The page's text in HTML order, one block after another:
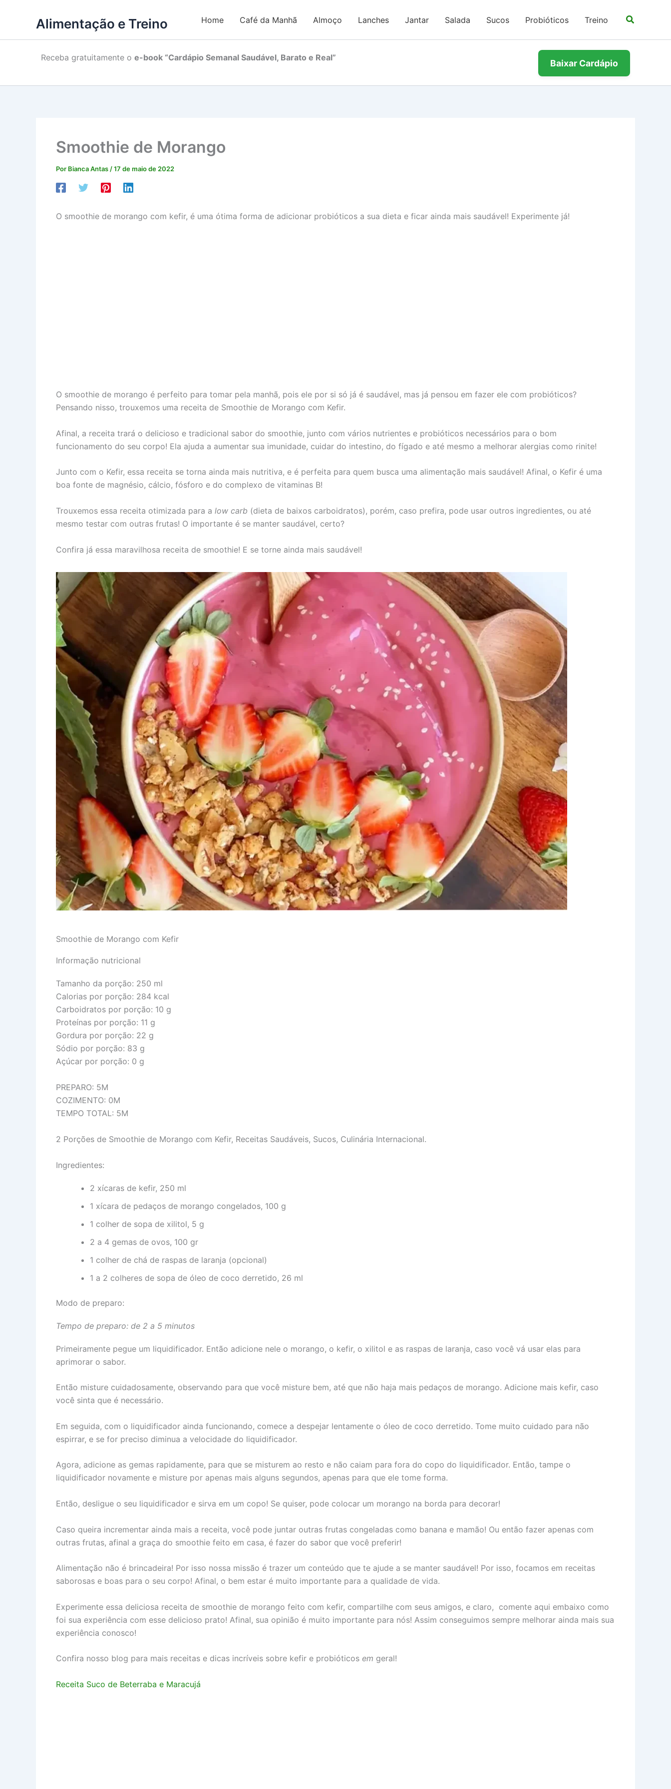
Alimentação e Treino Home Café da Manhã Almoço Lanches Jantar Salada Sucos Probióticos Treino
Receba gratuitamente o e-book “Cardápio Semanal Saudável, Barato e Real”
Baixar Cardápio
Smoothie de Morango
Por Bianca Antas /17 de maio de 2022
O smoothie de morango com kefir, é uma ótima forma de adicionar probióticos a sua dieta e ficar ainda mais saudável! Experimente já!
O smoothie de morango é perfeito para tomar pela manhã, pois ele por si só já é saudável, mas já pensou em fazer ele com probióticos?
Pensando nisso, trouxemos uma receita de Smoothie de Morango com Kefir.
Afinal, a receita trará o delicioso e tradicional sabor do smoothie, junto com vários nutrientes e probióticos necessários para o bom
funcionamento do seu corpo! Ela ajuda a aumentar sua imunidade, cuidar do intestino, do fígado e até mesmo a melhorar alergias como rinite!
Junto com o Kefir, essa receita se torna ainda mais nutritiva, e é perfeita para quem busca uma alimentação mais saudável! Afinal, o Kefir é uma
boa fonte de magnésio, cálcio, fósforo e do complexo de vitaminas B!
Trouxemos essa receita otimizada para a low carb (dieta de baixos carboidratos), porém, caso prefira, pode usar outros ingredientes, ou até
mesmo testar com outras frutas! O importante é se manter saudável, certo?
Confira já essa maravilhosa receita de smoothie! E se torne ainda mais saudável!
Smoothie de Morango com Kefir
Informação nutricional
Tamanho da porção: 250 ml
Calorias por porção: 284 kcal
Carboidratos por porção: 10 g
Proteínas por porção: 11 g
Gordura por porção: 22 g
Sódio por porção: 83 g
Açúcar por porção: 0 g
PREPARO: 5M
COZIMENTO: 0M
TEMPO TOTAL: 5M
2 Porções de Smoothie de Morango com Kefir, Receitas Saudáveis, Sucos, Culinária Internacional.
Ingredientes:
2 xícaras de kefir, 250 ml
1 xícara de pedaços de morango congelados, 100 g
1 colher de sopa de xilitol, 5 g
2 a 4 gemas de ovos, 100 gr
1 colher de chá de raspas de laranja (opcional)
1 a 2 colheres de sopa de óleo de coco derretido, 26 ml
Modo de preparo:
Tempo de preparo: de 2 a 5 minutos
Primeiramente pegue um liquidificador. Então adicione nele o morango, o kefir, o xilitol e as raspas de laranja, caso você vá usar elas para
aprimorar o sabor.
Então misture cuidadosamente, observando para que você misture bem, até que não haja mais pedaços de morango. Adicione mais kefir, caso
você sinta que é necessário.
Em seguida, com o liquidificador ainda funcionando, comece a despejar lentamente o óleo de coco derretido. Tome muito cuidado para não
espirrar, e se for preciso diminua a velocidade do liquidificador.
Agora, adicione as gemas rapidamente, para que se misturem ao resto e não caiam para fora do copo do liquidificador. Então, tampe o
liquidificador novamente e misture por apenas mais alguns segundos, apenas para que ele tome forma.
Então, desligue o seu liquidificador e sirva em um copo! Se quiser, pode colocar um morango na borda para decorar!
Caso queira incrementar ainda mais a receita, você pode juntar outras frutas congeladas como banana e mamão! Ou então fazer apenas com
outras frutas, afinal a graça do smoothie feito em casa, é fazer do sabor que você preferir!
Alimentação não é brincadeira! Por isso nossa missão é trazer um conteúdo que te ajude a se manter saudável! Por isso, focamos em receitas
saborosas e boas para o seu corpo! Afinal, o bem estar é muito importante para a qualidade de vida.
Experimente essa deliciosa receita de smoothie de morango feito com kefir, compartilhe com seus amigos, e claro, comente aqui embaixo como
foi sua experiência com esse delicioso prato! Afinal, sua opinião é muito importante para nós! Assim conseguimos sempre melhorar ainda mais sua
experiência conosco!
Confira nosso blog para mais receitas e dicas incríveis sobre kefir e probióticos em geral!
Receita Suco de Beterraba e Maracujá